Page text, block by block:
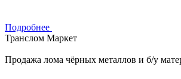
Подробнее
Транслом Маркет
Продажа лома чёрных металлов и б/у